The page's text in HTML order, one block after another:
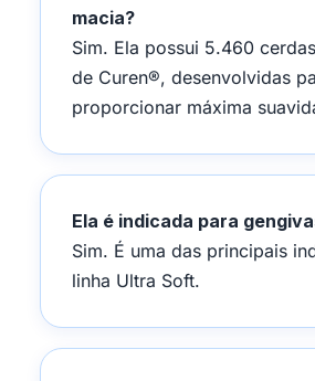
macia?
Sim. Ela possui 5.460
de Curen®, desenvolvidas
proporcionar máxima
Ela é indicada para
Sim. É uma das principais
linha Ultra Soft.